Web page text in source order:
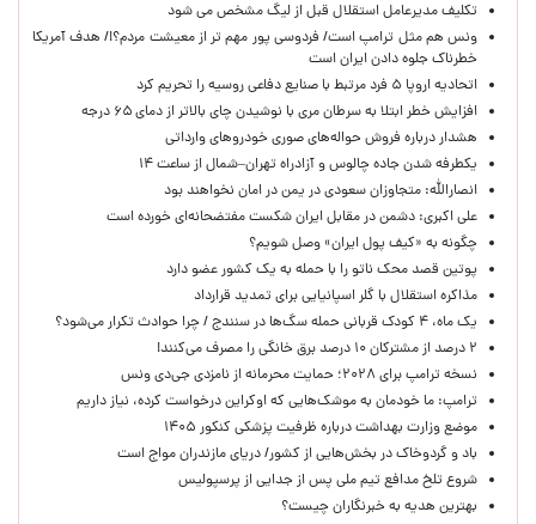
تکلیف مدیرعامل استقلال قبل از لیگ مشخص می شود
ونس هم مثل ترامپ است/ فردوسی پور مهم تر از معیشت مردم؟!/ هدف آمریکا
خطرناک جلوه دادن ایران است
اتحادیه اروپا ۵ فرد مرتبط با صنایع دفاعی روسیه را تحریم کرد
افزایش خطر ابتلا به سرطان مری با نوشیدن چای بالاتر از دمای ۶۵ درجه
هشدار درباره فروش حواله‌های صوری خودروهای وارداتی
یکطرفه شدن جاده چالوس و آزادراه تهران–شمال از ساعت ۱۴
انصارالله: متجاوزان سعودی در یمن در امان نخواهند بود
علی اکبری: دشمن در مقابل ایران شکست مفتضحانه‌ای خورده است
چگونه به «کیف پول ایران» وصل شویم؟
پوتین قصد محک ناتو را با حمله به یک کشور عضو دارد
مذاکره استقلال با گلر اسپانیایی برای تمدید قرارداد
یک ماه، ۴ کودک قربانی حمله سگ‌ها در سنندج / چرا حوادث تکرار می‌شود؟
۲ درصد از مشترکان ۱۰ درصد برق خانگی را مصرف می‌کنند!
نسخه ترامپ برای ۲۰۲۸؛ حمایت محرمانه از نامزدی جی‌دی ونس
ترامپ: ما خودمان به موشک‌هایی که اوکراین درخواست کرده، نیاز داریم
موضع وزارت بهداشت درباره ظرفیت پزشکی کنکور ۱۴۰۵
باد و گردوخاک در بخش‌هایی از کشور/ دریای مازندران مواج است
شروع تلخ مدافع تیم ملی پس از جدایی از پرسپولیس
بهترین هدیه به خبرنگاران چیست؟